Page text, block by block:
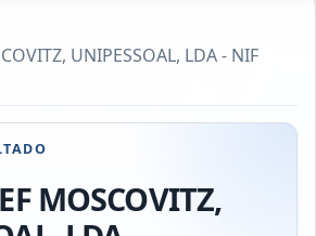
UNIPESSOAL, LDA - NIF
MOSCOVITZ,